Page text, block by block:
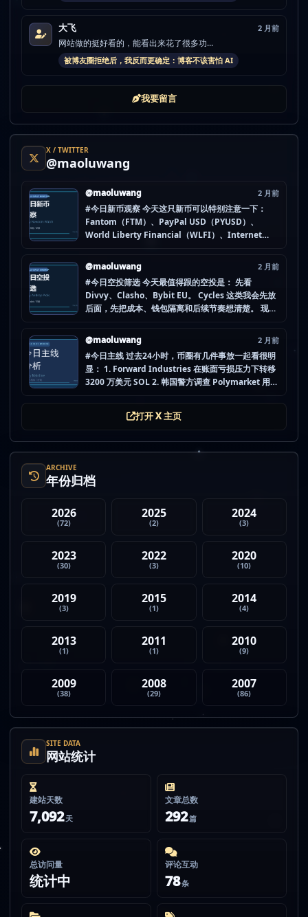
大飞 2 月前
网站做的挺好看的，能看出来花了很多功...
被博友圈拒绝后，我反而更确定：博客不该害怕 AI
我要留言
X / TWITTER
@maoluwang
@maoluwang 2 月前
#今日新币观察 今天这只新币可以特别注意一下：
Fantom（FTM）、PayPal USD（PYUSD）、
World Liberty Financial（WLFI）、Internet
而是更像“热度是不是在回流”的样本。 这种时候最怕
把...
@maoluwang 2 月前
#今日空投筛选 今天最值得跟的空投是： 先看
Divvy、Clasho、Bybit EU。 Cycles 这类我会先放
后面，先把成本、钱包隔离和后续节奏想清楚。 现在
都没做扎实。 mao.lu/today-airdrop-selecti… #空
投项目 #...
@maoluwang 2 月前
#今日主线 过去24小时，币圈有几件事放一起看很明
显： 1. Forward Industries 在账面亏损压力下转移
3200 万美元 SOL 2. 韩国警方调查 Polymarket 用户
打开 X 主页
ARCHIVE
年份归档
2026
(72)
2025
(2)
2024
(3)
2023
(30)
2022
(3)
2020
(10)
2019
(3)
2015
(1)
2014
(4)
2013
(1)
2011
(1)
2010
(9)
2009
(38)
2008
(29)
2007
(86)
SITE DATA
网站统计
建站天数
7,092 天
文章总数
292篇
总访问量
统计中
评论互动
78条